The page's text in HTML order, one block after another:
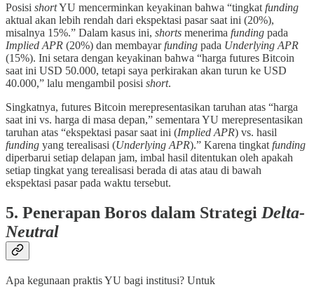
Posisi shortYU mencerminkan keyakinan bahwa “tingkat funding
aktual akan lebih rendah dari ekspektasi pasar saat ini (20%),
misalnya 15%.” Dalam kasus ini, shorts menerima funding pada
Implied APR (20%) dan membayarfunding pada Underlying APR
(15%). Ini setara dengan keyakinan bahwa “harga futures Bitcoin
saat ini USD 50.000, tetapi saya perkirakan akan turun ke USD
40.000,” lalu mengambil posisi short.
Singkatnya, futures Bitcoin merepresentasikan taruhan atas “harga
saat ini vs. harga di masa depan,” sementara YU merepresentasikan
taruhan atas “ekspektasi pasar saat ini (Implied APR) vs. hasil
funding yang terealisasi (Underlying APR).” Karena tingkat funding
diperbarui setiap delapan jam, imbal hasil ditentukan oleh apakah
setiap tingkat yang terealisasi berada di atas atau di bawah
ekspektasi pasar pada waktu tersebut.
5. Penerapan Boros dalam Strategi Delta-
Neutral
Apa kegunaan praktis YU bagi institusi? Untuk